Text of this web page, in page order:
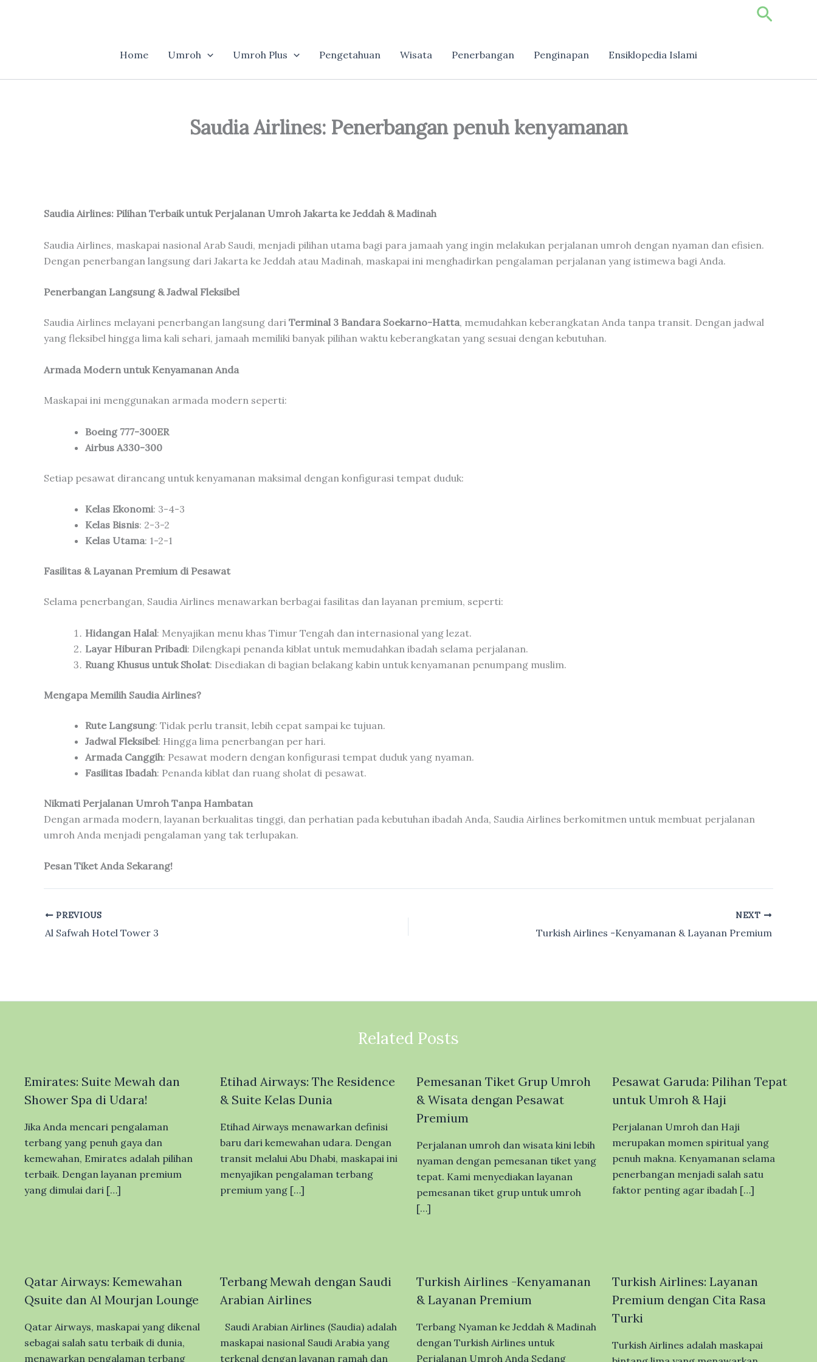
Search
Home Umroh Umroh Plus Pengetahuan Wisata Penerbangan Penginapan Ensiklopedia Islami
Saudia Airlines: Penerbangan penuh kenyamanan
Saudia Airlines: Pilihan Terbaik untuk Perjalanan Umroh Jakarta ke Jeddah & Madinah
Saudia Airlines, maskapai nasional Arab Saudi, menjadi pilihan utama bagi para jamaah yang ingin melakukan perjalanan umroh dengan nyaman dan efisien.
Dengan penerbangan langsung dari Jakarta ke Jeddah atau Madinah, maskapai ini menghadirkan pengalaman perjalanan yang istimewa bagi Anda.
Penerbangan Langsung & Jadwal Fleksibel
Saudia Airlines melayani penerbangan langsung dari Terminal 3 Bandara Soekarno-Hatta, memudahkan keberangkatan Anda tanpa transit. Dengan jadwal
yang fleksibel hingga lima kali sehari, jamaah memiliki banyak pilihan waktu keberangkatan yang sesuai dengan kebutuhan.
Armada Modern untuk Kenyamanan Anda
Maskapai ini menggunakan armada modern seperti:
Boeing 777-300ER
Airbus A330-300
Setiap pesawat dirancang untuk kenyamanan maksimal dengan konfigurasi tempat duduk:
Kelas Ekonomi: 3-4-3
Kelas Bisnis: 2-3-2
Kelas Utama: 1-2-1
Fasilitas & Layanan Premium di Pesawat
Selama penerbangan, Saudia Airlines menawarkan berbagai fasilitas dan layanan premium, seperti:
Hidangan Halal: Menyajikan menu khas Timur Tengah dan internasional yang lezat.
Layar Hiburan Pribadi: Dilengkapi penanda kiblat untuk memudahkan ibadah selama perjalanan.
Ruang Khusus untuk Sholat: Disediakan di bagian belakang kabin untuk kenyamanan penumpang muslim.
Mengapa Memilih Saudia Airlines?
Rute Langsung: Tidak perlu transit, lebih cepat sampai ke tujuan.
Jadwal Fleksibel: Hingga lima penerbangan per hari.
Armada Canggih: Pesawat modern dengan konfigurasi tempat duduk yang nyaman.
Fasilitas Ibadah: Penanda kiblat dan ruang sholat di pesawat.
Nikmati Perjalanan Umroh Tanpa Hambatan
Dengan armada modern, layanan berkualitas tinggi, dan perhatian pada kebutuhan ibadah Anda, Saudia Airlines berkomitmen untuk membuat perjalanan
umroh Anda menjadi pengalaman yang tak terlupakan.
Pesan Tiket Anda Sekarang!
PREVIOUS
Al Safwah Hotel Tower 3
NEXT
Turkish Airlines -Kenyamanan & Layanan Premium
Related Posts
Emirates: Suite Mewah dan
Shower Spa di Udara!
Jika Anda mencari pengalaman
terbang yang penuh gaya dan
kemewahan, Emirates adalah pilihan
terbaik. Dengan layanan premium
yang dimulai dari […]
Etihad Airways: The Residence
& Suite Kelas Dunia
Etihad Airways menawarkan definisi
baru dari kemewahan udara. Dengan
transit melalui Abu Dhabi, maskapai ini
menyajikan pengalaman terbang
premium yang […]
Pemesanan Tiket Grup Umroh
& Wisata dengan Pesawat
Premium
Perjalanan umroh dan wisata kini lebih
nyaman dengan pemesanan tiket yang
tepat. Kami menyediakan layanan
pemesanan tiket grup untuk umroh
[…]
Pesawat Garuda: Pilihan Tepat
untuk Umroh & Haji
Perjalanan Umroh dan Haji
merupakan momen spiritual yang
penuh makna. Kenyamanan selama
penerbangan menjadi salah satu
faktor penting agar ibadah […]
Qatar Airways: Kemewahan
Qsuite dan Al Mourjan Lounge
Qatar Airways, maskapai yang dikenal
sebagai salah satu terbaik di dunia,
menawarkan pengalaman terbang
Terbang Mewah dengan Saudi
Arabian Airlines
Saudi Arabian Airlines (Saudia) adalah
maskapai nasional Saudi Arabia yang
terkenal dengan layanan ramah dan
Turkish Airlines -Kenyamanan
& Layanan Premium
Terbang Nyaman ke Jeddah & Madinah
dengan Turkish Airlines untuk
Perjalanan Umroh Anda Sedang
Turkish Airlines: Layanan
Premium dengan Cita Rasa
Turki
Turkish Airlines adalah maskapai